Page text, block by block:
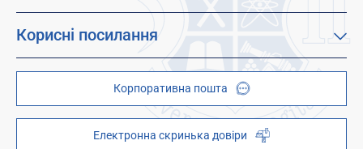
Факультети
Студентам
Дистанційне навчання
Дитячо-юнацький науковий університет (ДЮНУ)
Відокремлені структурні підрозділи
Наукова бібліотека
Телефонний довідник
Корисні посилання
Стипендії і гранти
ZP - QR code
Корпоративна пошта
Електронна скринька довіри